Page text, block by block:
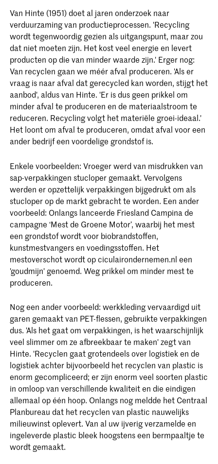
Van Hinte (1951) doet al jaren onderzoek naar
verduurzaming van productieprocessen. 'Recycling
wordt tegenwoordig gezien als uitgangspunt, maar zou
dat niet moeten zijn. Het kost veel energie en levert
producten op die van minder waarde zijn.' Erger nog:
Van recyclen gaan we méér afval produceren. 'Als er
vraag is naar afval dat gerecycled kan worden, stijgt het
aanbod', aldus van Hinte. 'Er is dus geen prikkel om
minder afval te produceren en de materiaalstroom te
reduceren. Recycling volgt het materiële groei-ideaal.'
Het loont om afval te produceren, omdat afval voor een
ander bedrijf een voordelige grondstof is.
Enkele voorbeelden: Vroeger werd van misdrukken van
sap-verpakkingen stucloper gemaakt. Vervolgens
werden er opzettelijk verpakkingen bijgedrukt om als
stucloper op de markt gebracht te worden. Een ander
voorbeeld: Onlangs lanceerde Friesland Campina de
campagne ‘Mest de Groene Motor’, waarbij het mest
een grondstof wordt voor biobrandstoffen,
kunstmestvangers en voedingsstoffen. Het
mestoverschot wordt op ciculairondernemen.nl een
'goudmijn' genoemd. Weg prikkel om minder mest te
produceren.
Nog een ander voorbeeld: werkkleding vervaardigd uit
garen gemaakt van PET-flessen, gebruikte verpakkingen
dus. 'Als het gaat om verpakkingen, is het waarschijnlijk
veel slimmer om ze afbreekbaar te maken' zegt van
Hinte. 'Recyclen gaat grotendeels over logistiek en de
logistiek achter bijvoorbeeld het recyclen van plastic is
enorm gecompliceerd; er zijn enorm veel soorten plastic
in omloop van verschillende kwaliteit en die eindigen
allemaal op één hoop. Onlangs nog meldde het Centraal
Planbureau dat het recyclen van plastic nauwelijks
milieuwinst oplevert. Van al uw ijverig verzamelde en
ingeleverde plastic bleek hoogstens een bermpaaltje te
wordt gemaakt.